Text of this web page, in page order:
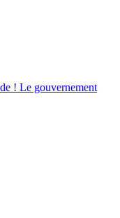
! Le gouvernement